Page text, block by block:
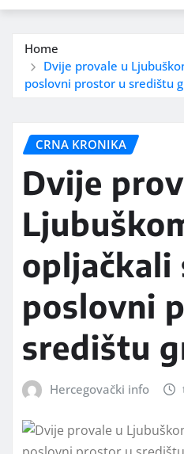
Home
Dvije provale u
poslovni prostor u središtu
CRNA KRONIKA
Dvije
opljačkali
poslovni
središtu
Hercegovački info